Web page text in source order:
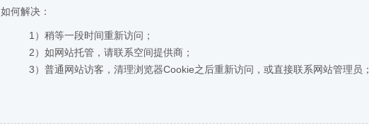
如何解决：
1）稍等一段时间重新访问；
2）如网站托管，请联系空间提供商；
3）普通网站访客，清理浏览器Cookie之后重新访问，或直接联系网站管理员；